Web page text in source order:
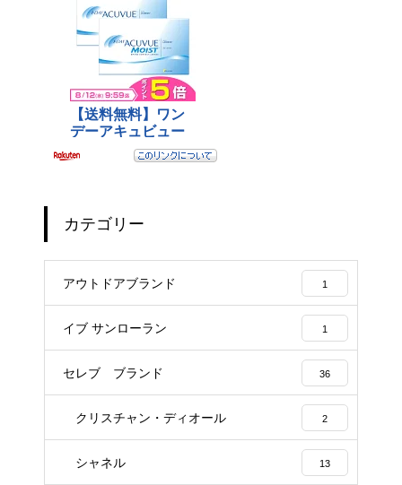
カテゴリー
アウトドアブランド 1
イブ サンローラン 1
セレブ ブランド 36
クリスチャン・ディオール 2
シャネル 13